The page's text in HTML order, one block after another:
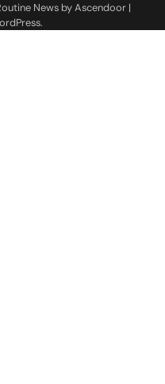
News byAscendoor|
.